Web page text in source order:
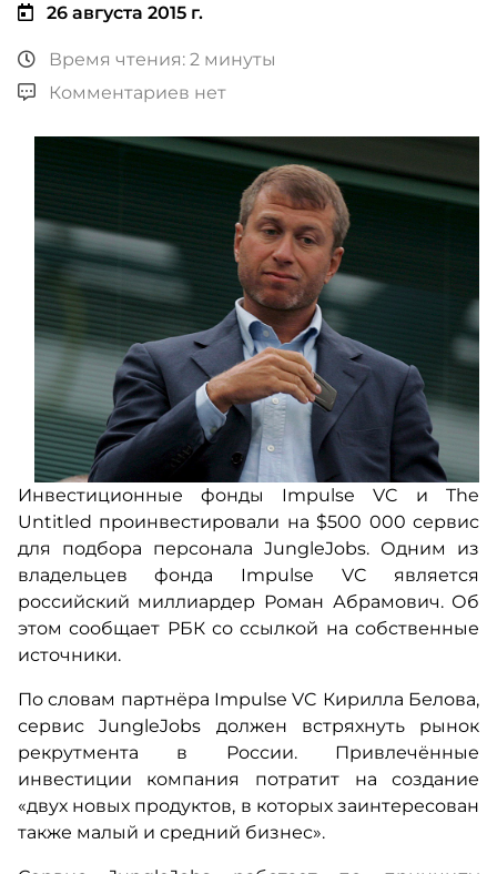
26 августа 2015 г.
Время чтения: 2 минуты
Комментариев нет
Инвестиционные фонды Impulse VC и The
Untitled проинвестировали на $500 000 сервис
для подбора персонала JungleJobs. Одним из
владельцев фонда Impulse VC является
российский миллиардер Роман Абрамович. Об
этом сообщает РБК со ссылкой на собственные
источники.
По словам партнёра Impulse VC Кирилла Белова,
сервис JungleJobs должен встряхнуть рынок
рекрутмента в России. Привлечённые
инвестиции компания потратит на создание
«двух новых продуктов, в которых заинтересован
также малый и средний бизнес».